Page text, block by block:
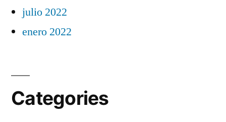
julio 2022
enero 2022
Categories